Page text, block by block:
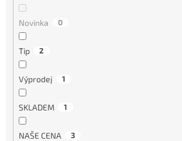
Novinka 0
Tip 2
Výprodej 1
SKLADEM 1
NAŠE CENA 3